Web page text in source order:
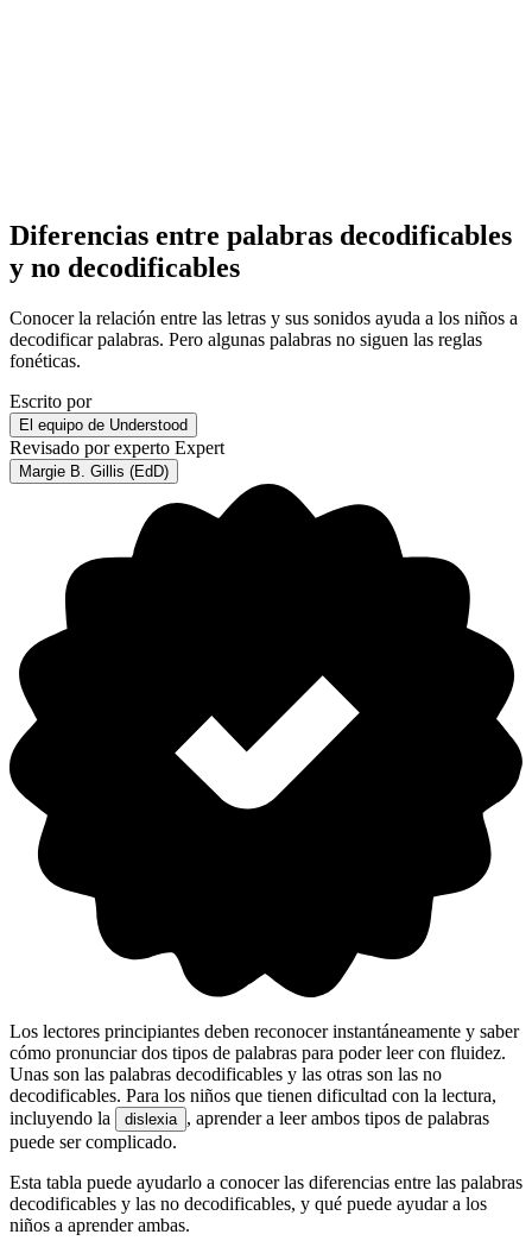
Diferencias entre palabras decodificables
y no decodificables
Conocer la relación entre las letras y sus sonidos ayuda a los niños a
decodificar palabras. Pero algunas palabras no siguen las reglas
fonéticas.
Escrito por
El equipo de Understood
Revisado por experto Expert
Margie B. Gillis (EdD)
Los lectores principiantes deben reconocer instantáneamente y saber
cómo pronunciar dos tipos de palabras para poder leer con fluidez.
Unas son las palabras decodificables y las otras son las no
decodificables. Para los niños que tienen dificultad con la lectura,
incluyendo la
dislexia , aprender a leer ambos tipos de palabras
puede ser complicado.
Esta tabla puede ayudarlo a conocer las diferencias entre las palabras
decodificables y las no decodificables, y qué puede ayudar a los
niños a aprender ambas.